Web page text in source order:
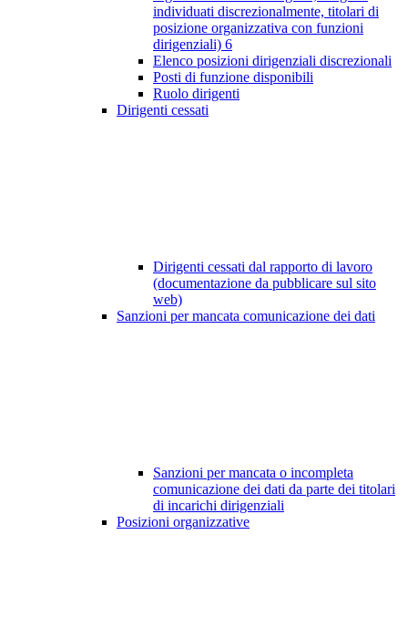
individuati discrezionalmente, titolari di
posizione organizzativa con funzioni
dirigenziali) 6
Elenco posizioni dirigenziali discrezionali
Posti di funzione disponibili
Ruolo dirigenti
Dirigenti cessati
Dirigenti cessati dal rapporto di lavoro
(documentazione da pubblicare sul sito
web)
Sanzioni per mancata comunicazione dei dati
Sanzioni per mancata o incompleta
comunicazione dei dati da parte dei titolari
di incarichi dirigenziali
Posizioni organizzative